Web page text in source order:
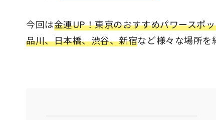
今回は金運UP！東京のおすすめパワースポ
品川、日本橋、渋谷、新宿など様々な場所を